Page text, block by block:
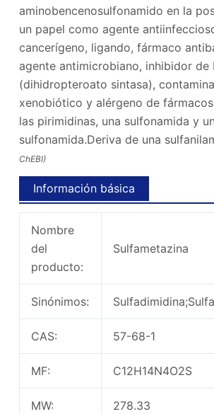
aminobencenosulfonamido en la
un papel como agente
cancerígeno, ligando, fármaco
agente antimicrobiano, inhibidor de
(dihidropteroato sintasa),
xenobiótico y alérgeno de
las pirimidinas, una sulfonamida y
sulfonamida.Deriva de una
ChEBI)
Información básica
Nombre
del
producto:
Sulfametazina
Sinónimos:
CAS: 57-68-1
MF: C12H14N4O2S
MW: 278.33